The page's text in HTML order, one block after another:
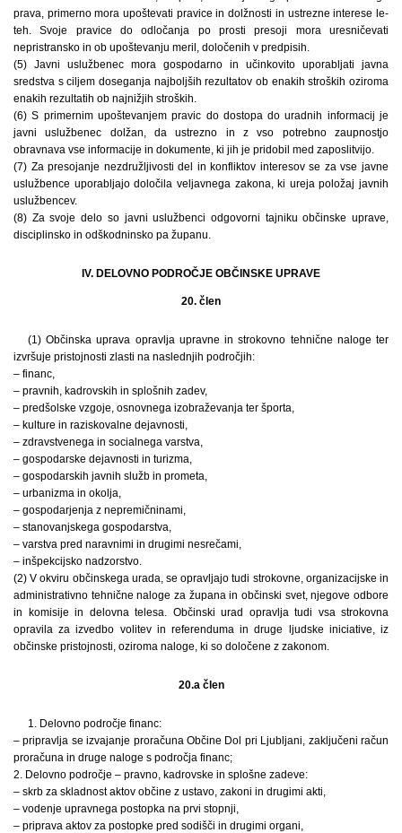
prava, primerno mora upoštevati pravice in dolžnosti in ustrezne interese le-
teh. Svoje pravice do odločanja po prosti presoji mora uresničevati
nepristransko in ob upoštevanju meril, določenih v predpisih.
(5) Javni uslužbenec mora gospodarno in učinkovito uporabljati javna
sredstva s ciljem doseganja najboljših rezultatov ob enakih stroških oziroma
enakih rezultatih ob najnižjih stroških.
(6) S primernim upoštevanjem pravic do dostopa do uradnih informacij je
javni uslužbenec dolžan, da ustrezno in z vso potrebno zaupnostjo
obravnava vse informacije in dokumente, ki jih je pridobil med zaposlitvijo.
(7) Za presojanje nezdružljivosti del in konfliktov interesov se za vse javne
uslužbence uporabljajo določila veljavnega zakona, ki ureja položaj javnih
uslužbencev.
(8) Za svoje delo so javni uslužbenci odgovorni tajniku občinske uprave,
disciplinsko in odškodninsko pa županu.
IV. DELOVNO PODROČJE OBČINSKE UPRAVE
20. člen
(1) Občinska uprava opravlja upravne in strokovno tehnične naloge ter
izvršuje pristojnosti zlasti na naslednjih področjih:
– financ,
– pravnih, kadrovskih in splošnih zadev,
– predšolske vzgoje, osnovnega izobraževanja ter športa,
– kulture in raziskovalne dejavnosti,
– zdravstvenega in socialnega varstva,
– gospodarske dejavnosti in turizma,
– gospodarskih javnih služb in prometa,
– urbanizma in okolja,
– gospodarjenja z nepremičninami,
– stanovanjskega gospodarstva,
– varstva pred naravnimi in drugimi nesrečami,
– inšpekcijsko nadzorstvo.
(2) V okviru občinskega urada, se opravljajo tudi strokovne, organizacijske in
administrativno tehnične naloge za župana in občinski svet, njegove odbore
in komisije in delovna telesa. Občinski urad opravlja tudi vsa strokovna
opravila za izvedbo volitev in referenduma in druge ljudske iniciative, iz
občinske pristojnosti, oziroma naloge, ki so določene z zakonom.
20.a člen
1. Delovno področje financ:
– pripravlja se izvajanje proračuna Občine Dol pri Ljubljani, zaključeni račun
proračuna in druge naloge s področja financ;
2. Delovno področje – pravno, kadrovske in splošne zadeve:
– skrb za skladnost aktov občine z ustavo, zakoni in drugimi akti,
– vodenje upravnega postopka na prvi stopnji,
– priprava aktov za postopke pred sodišči in drugimi organi,